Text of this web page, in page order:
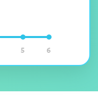
5 6